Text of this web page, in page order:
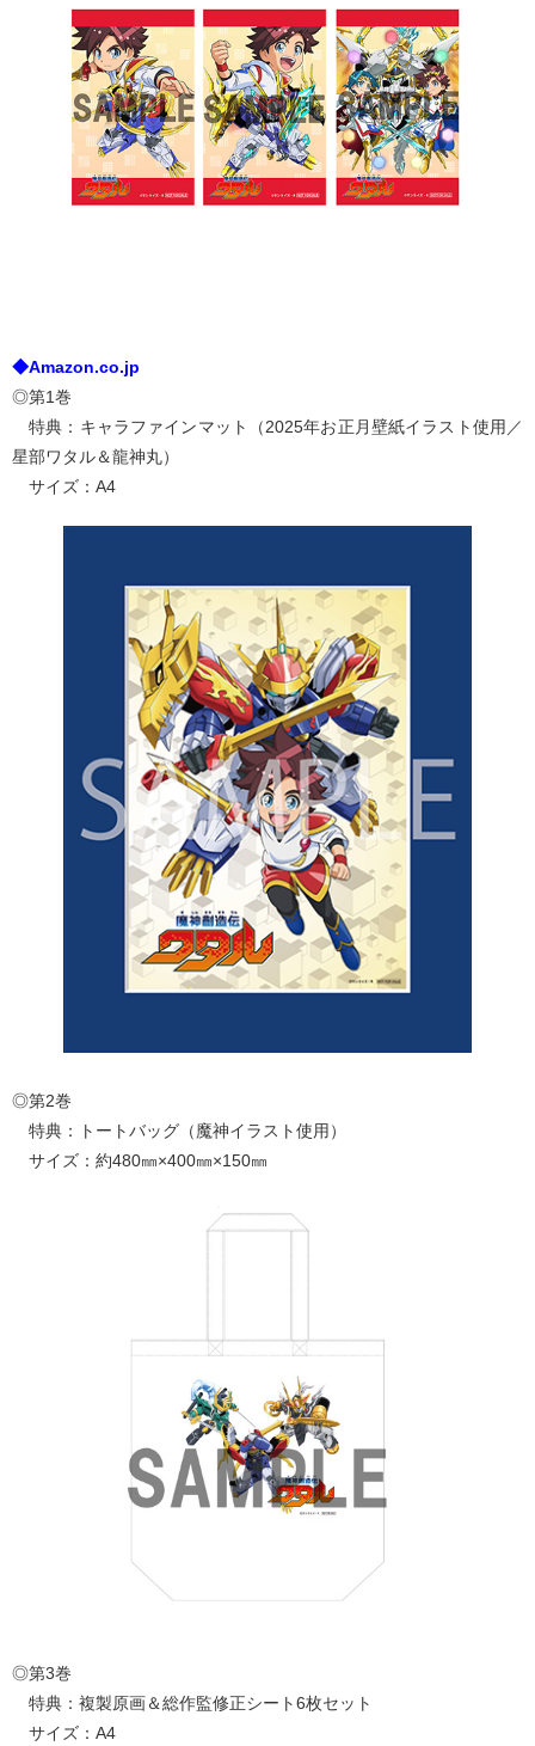
◆Amazon.co.jp
◎第1巻
特典：キャラファインマット（2025年お正月壁紙イラスト使用／
星部ワタル＆龍神丸）
サイズ：A4
◎第2巻
特典：トートバッグ（魔神イラスト使用）
サイズ：約480㎜×400㎜×150㎜
◎第3巻
特典：複製原画＆総作監修正シート6枚セット
サイズ：A4